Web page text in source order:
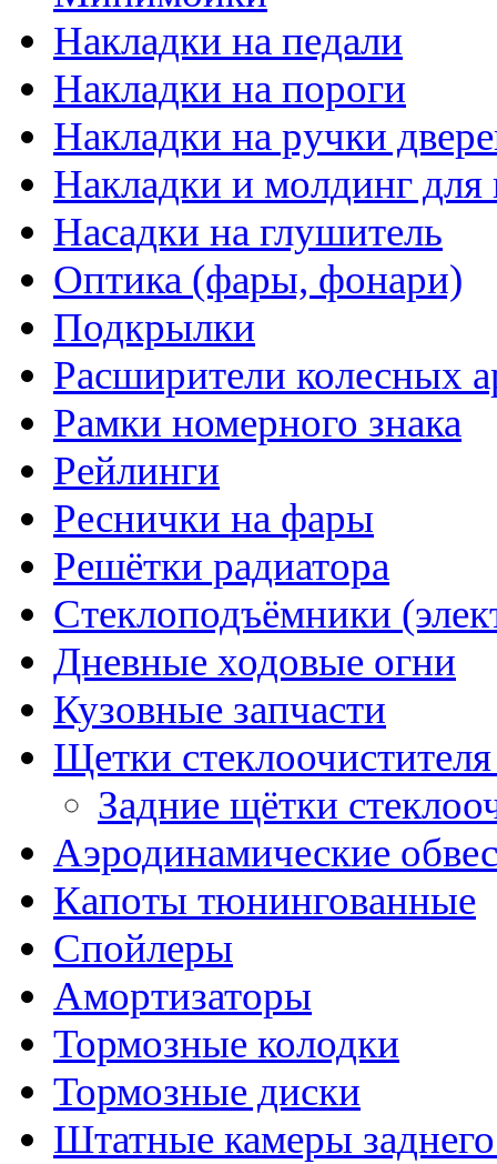
Накладки на педали
Накладки на пороги
Накладки на ручки
Накладки и молдинг для
Насадки на глушитель
Оптика (фары, фонари)
Подкрылки
Расширители колесных
Рамки номерного знака
Рейлинги
Реснички на фары
Решётки радиатора
Стеклоподъёмники
Дневные ходовые огни
Кузовные запчасти
Щетки
Задние щётки
Аэродинамические
Капоты тюнингованные
Спойлеры
Амортизаторы
Тормозные колодки
Тормозные диски
Штатные камеры